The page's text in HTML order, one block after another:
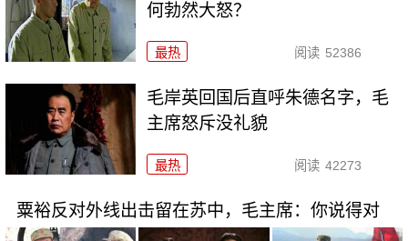
何勃然大怒？
最热 阅读 52386
毛岸英回国后直呼朱德名字，毛
主席怒斥没礼貌
最热 阅读 42273
粟裕反对外线出击留在苏中，毛主席：你说得对